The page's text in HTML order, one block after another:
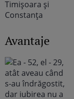
Avantaje